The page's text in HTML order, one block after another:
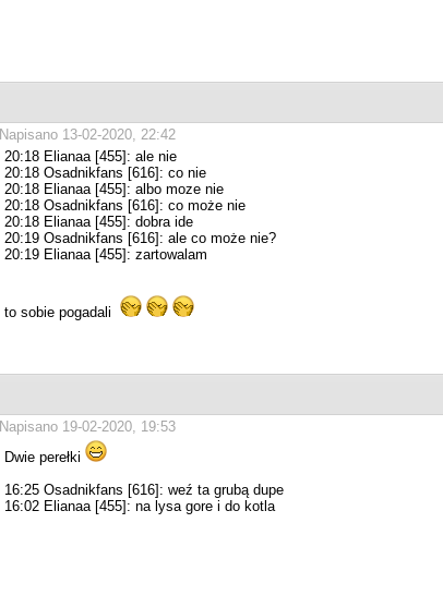
Napisano 13-02-2020, 22:42
20:18 Elianaa [455]: ale nie
20:18 Osadnikfans [616]: co nie
20:18 Elianaa [455]: albo moze nie
20:18 Osadnikfans [616]: co może nie
20:18 Elianaa [455]: dobra ide
20:19 Osadnikfans [616]: ale co może nie?
20:19 Elianaa [455]: zartowalam
to sobie pogadali
Napisano 19-02-2020, 19:53
Dwie perełki
16:25 Osadnikfans [616]: weź ta grubą dupe
16:02 Elianaa [455]: na lysa gore i do kotla